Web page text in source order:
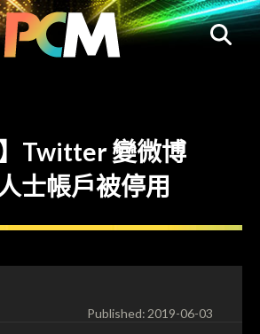
】Twitter 變微博
士帳戶被停用
Published:2019-06-03